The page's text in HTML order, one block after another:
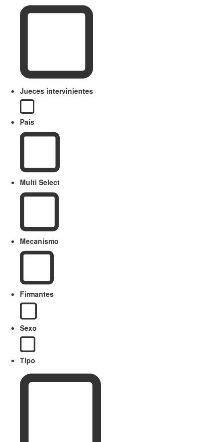
Jueces intervinientes
País
Multi Select
Mecanismo
Firmantes
Sexo
Tipo